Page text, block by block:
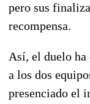
pero sus
recompensa.
Así, el duelo
a los dos
presenciado el